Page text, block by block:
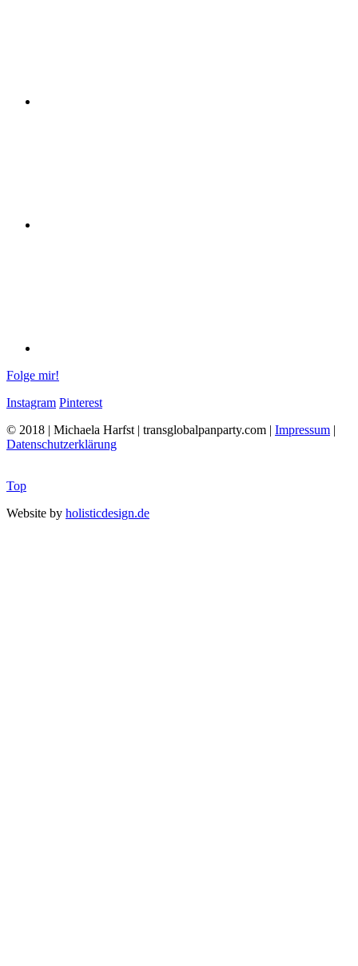
Folge mir!
Instagram Pinterest
© 2018 | Michaela Harfst | transglobalpanparty.com | Impressum |
Datenschutzerklärung
Top
Website by holisticdesign.de